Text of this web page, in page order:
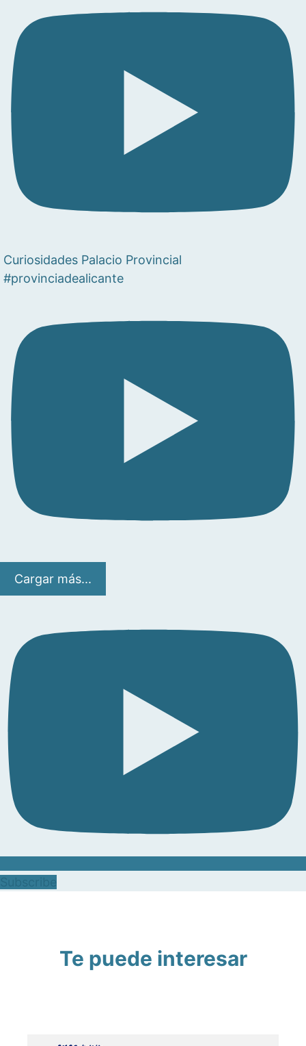
Curiosidades Palacio Provincial
#provinciadealicante
Cargar más...
Te puede interesar